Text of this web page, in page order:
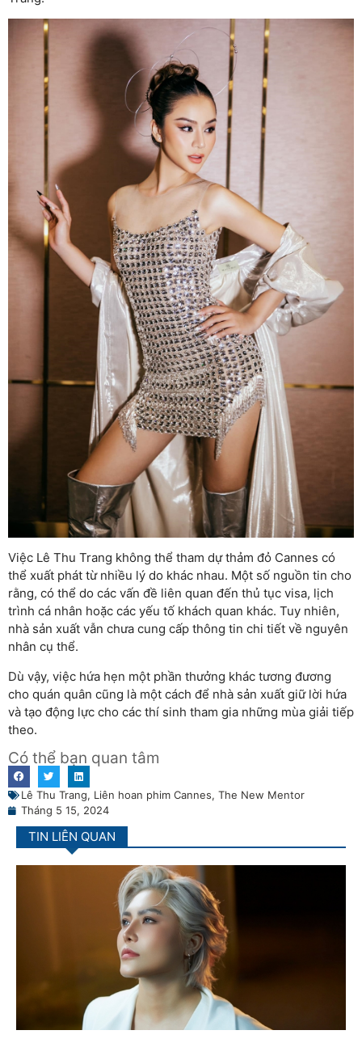
Việc Lê Thu Trang không thể tham dự thảm đỏ Cannes có
thể xuất phát từ nhiều lý do khác nhau. Một số nguồn tin cho
rằng, có thể do các vấn đề liên quan đến thủ tục visa, lịch
trình cá nhân hoặc các yếu tố khách quan khác. Tuy nhiên,
nhà sản xuất vẫn chưa cung cấp thông tin chi tiết về nguyên
nhân cụ thể.
Dù vậy, việc hứa hẹn một phần thưởng khác tương đương
cho quán quân cũng là một cách để nhà sản xuất giữ lời hứa
và tạo động lực cho các thí sinh tham gia những mùa giải tiếp
theo.
Có thể bạn quan tâm
Lê Thu Trang, Liên hoan phim Cannes, The New Mentor
Tháng 5 15, 2024
TIN LIÊN QUAN